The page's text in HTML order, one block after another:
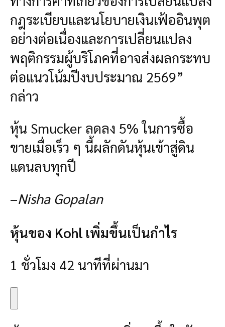
กฎระเบียบและนโยบายเงินเฟ้ออินพุต
อย่างต่อเนื่องและการเปลี่ยนแปลง
พฤติกรรมผู้บริโภคที่อาจส่งผลกระทบ
ต่อแนวโน้มปีงบประมาณ 2569”
กล่าว
หุ้น Smucker ลดลง 5% ในการซื้อ
ขายเมื่อเร็ว ๆ นี้ผลักดันหุ้นเข้าสู่ดิน
แดนลบทุกปี
–Nisha Gopalan
หุ้นของ Kohl เพิ่มขึ้นเป็นกำไร
1 ชั่วโมง 42 นาทีที่ผ่านมา